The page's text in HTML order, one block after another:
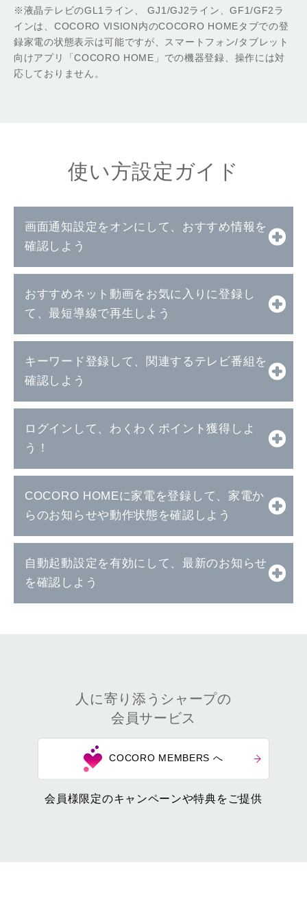
※液晶テレビのGL1ライン、 GJ1/GJ2ライン、GF1/GF2ラ
インは、COCORO VISION内のCOCORO HOMEタブでの登
録家電の状態表示は可能ですが、スマートフォン/タブレット
向けアプリ「COCORO HOME」での機器登録、操作には対
応しておりません。
使い方設定ガイド
画面通知設定をオンにして、おすすめ情報を
確認しよう
おすすめネット動画をお気に入りに登録し
て、最短導線で再生しよう
キーワード登録して、関連するテレビ番組を
確認しよう
ログインして、わくわくポイント獲得しよ
う！
COCORO HOMEに家電を登録して、家電か
らのお知らせや動作状態を確認しよう
自動起動設定を有効にして、最新のお知らせ
を確認しよう
人に寄り添うシャープの
会員サービス
COCORO MEMBERS へ
会員様限定のキャンペーンや特典をご提供